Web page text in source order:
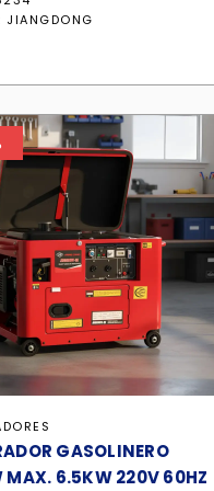
original
JIANGDONG
GASOLINERO
MAX. 6.5KW 220V 60HZ